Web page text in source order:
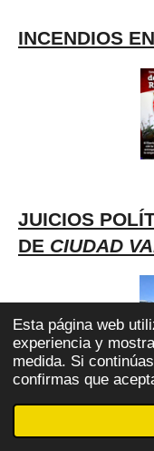
Esta página web
experiencia y
medida. Si
confirmas que
INCENDIOS
JUICIOS
DE CIUDAD
LA